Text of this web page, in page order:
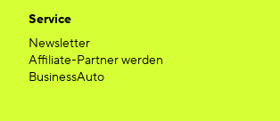
Service
Newsletter
Affiliate-Partner werden
BusinessAuto